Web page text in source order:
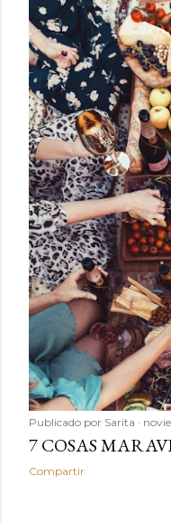
Publicado por Sarita
7 COSAS
Compartir